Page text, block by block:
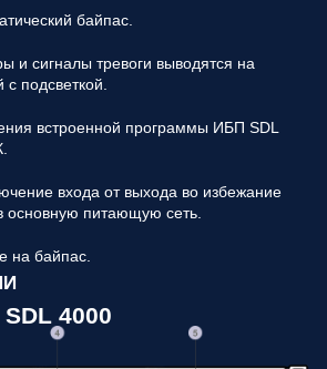
байпас.
и сигналы тревоги выводятся на
подсветкой.
встроенной программы ИБП SDL
входа от выхода во избежание
основную питающую сеть.
на байпас.
4000